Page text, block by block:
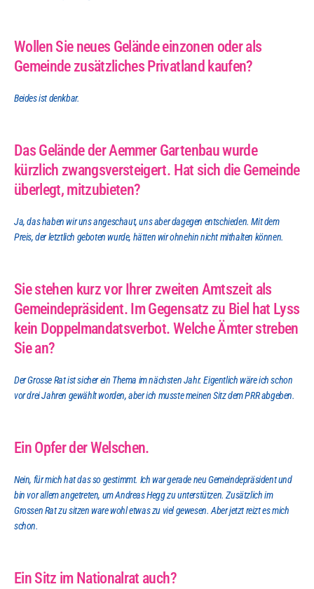
Wollen Sie neues Gelände einzonen oder als
Gemeinde zusätzliches Privatland kaufen?
Beides ist denkbar.
Das Gelände der Aemmer Gartenbau wurde
kürzlich zwangsversteigert. Hat sich die Gemeinde
überlegt, mitzubieten?
Ja, das haben wir uns angeschaut, uns aber dagegen entschieden. Mit dem
Preis, der letztlich geboten wurde, hätten wir ohnehin nicht mithalten können.
Sie stehen kurz vor Ihrer zweiten Amtszeit als
Gemeindepräsident. Im Gegensatz zu Biel hat Lyss
kein Doppelmandatsverbot. Welche Ämter streben
Sie an?
Der Grosse Rat ist sicher ein Thema im nächsten Jahr. Eigentlich wäre ich schon
vor drei Jahren gewählt worden, aber ich musste meinen Sitz dem PRR abgeben.
Ein Opfer der Welschen.
Nein, für mich hat das so gestimmt. Ich war gerade neu Gemeindepräsident und
bin vor allem angetreten, um Andreas Hegg zu unterstützen. Zusätzlich im
Grossen Rat zu sitzen ware wohl etwas zu viel gewesen. Aber jetzt reizt es mich
schon.
Ein Sitz im Nationalrat auch?